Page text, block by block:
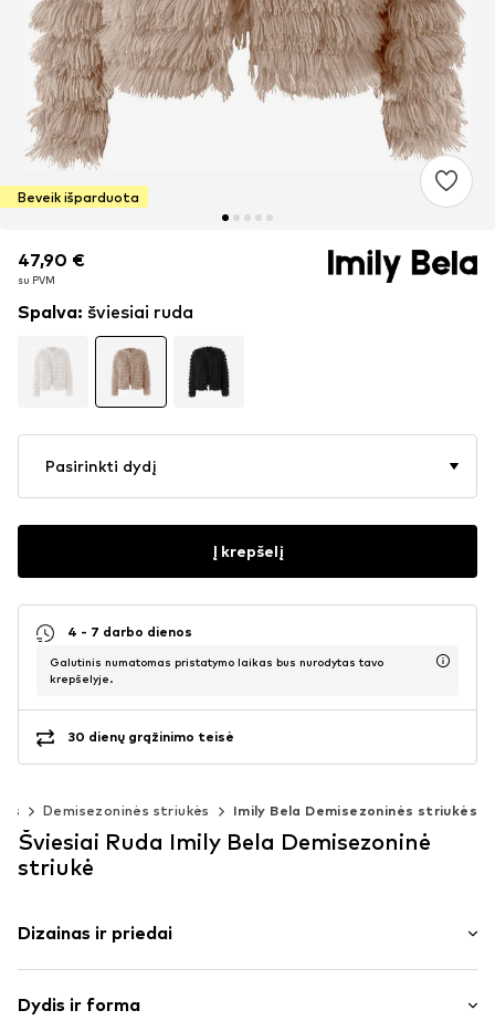
Beveik išparduota
47,90 €
su PVM
47,90 €
su PVM
Spalva: šviesiai ruda
Pasirinkti dydį
Į krepšelį
4 - 7 darbo dienos
Galutinis numatomas pristatymo laikas bus nurodytas tavo
krepšelyje.
30 dienų grąžinimo teisė
Demisezoninės striukės Imily Bela Demisezoninės striukės
Šviesiai Ruda Imily Bela Demisezoninė
striukė
Dizainas ir priedai
dirbtinis kailis
Dydis ir forma